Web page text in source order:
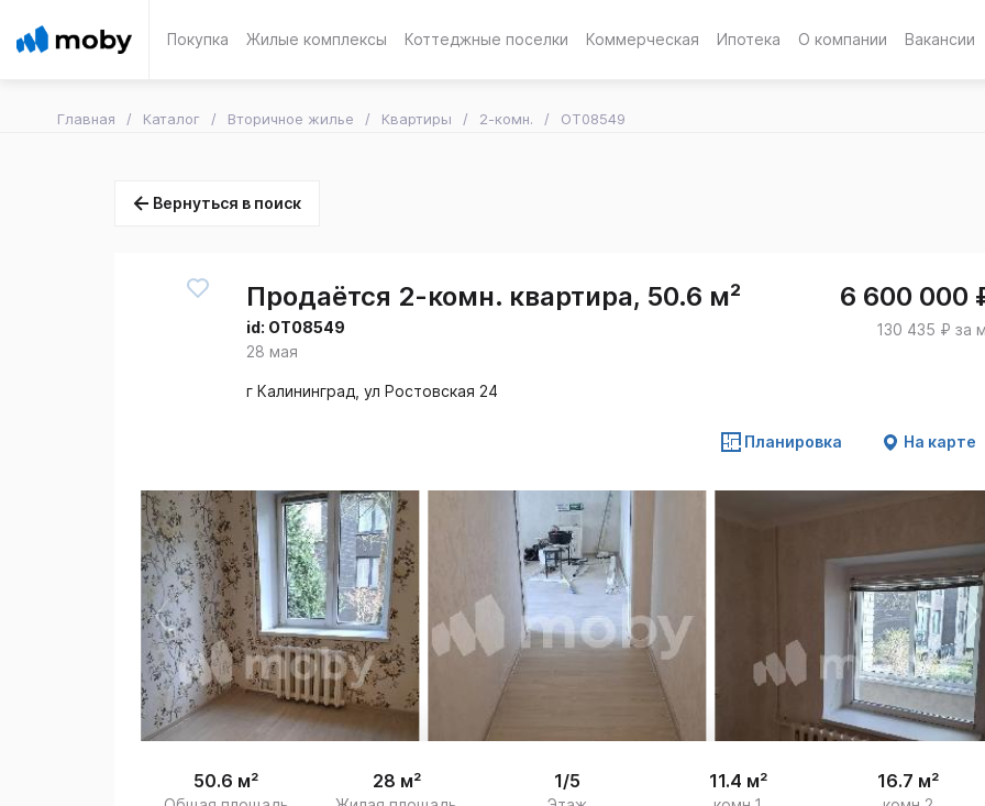
Покупка Жилые комплексы Коттеджные поселки Коммерческая Ипотека О компании Вакансии
Главная Каталог Вторичное жилье Квартиры 2-комн. OT08549
Вернуться в поиск
Продаётся 2-комн. квартира, 50.6 м²
id: OT08549
28 мая
6 600 000
130 435 ₽ за
г Калининград, ул Ростовская 24
Планировка На карте
50.6 м² 28 м² 1/5 11.4 м² 16.7 м²